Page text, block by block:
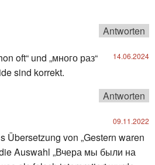
Antworten
14.06.2024
oft“ und „много раз“
sind korrekt.
Antworten
09.11.2022
Übersetzung von „Gestern waren
Auswahl „Вчера мы были на